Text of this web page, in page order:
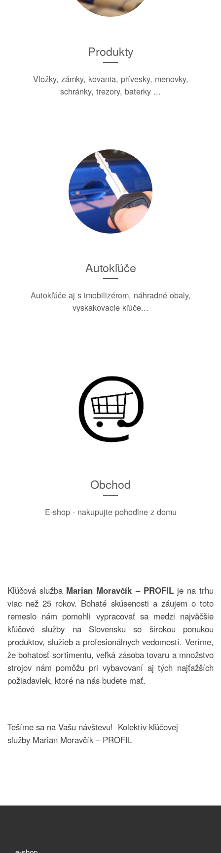
Produkty
Vložky, zámky, kovania, prívesky, menovky,
schránky, trezory, baterky ...
Autokľúče
Autokľúče aj s imobilizérom, náhradné obaly,
vyskakovacie kľúče...
Obchod
E-shop - nakupujte pohodlne z domu
Kľúčová služba Marian Moravčík – PROFILje na trhu
viac než 25 rokov. Bohaté skúsenosti a záujem o toto
remeslo nám pomohli vypracovať sa medzi najväčšie
kľúčové služby na Slovensku so širokou ponukou
produktov, služieb a profesionálnych vedomostí. Veríme,
že bohatosť sortimentu, veľká zásoba tovaru a množstvo
strojov nám pomôžu pri vybavovaní aj tých najťažších
požiadaviek, ktoré na nás budete mať.
Tešíme sa na Vašu návštevu! Kolektív kľúčovej
služby Marian Moravčík – PROFIL